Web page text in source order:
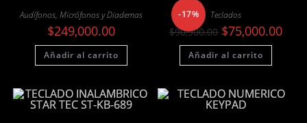
Audífonos, Micrófonos y Diademas
$249,000.00
Añadir al carrito
-17% Teclados
$90,900.00 El
precio
original
era:
$90,900.00.
$75,000.00El
Añadir al carrito